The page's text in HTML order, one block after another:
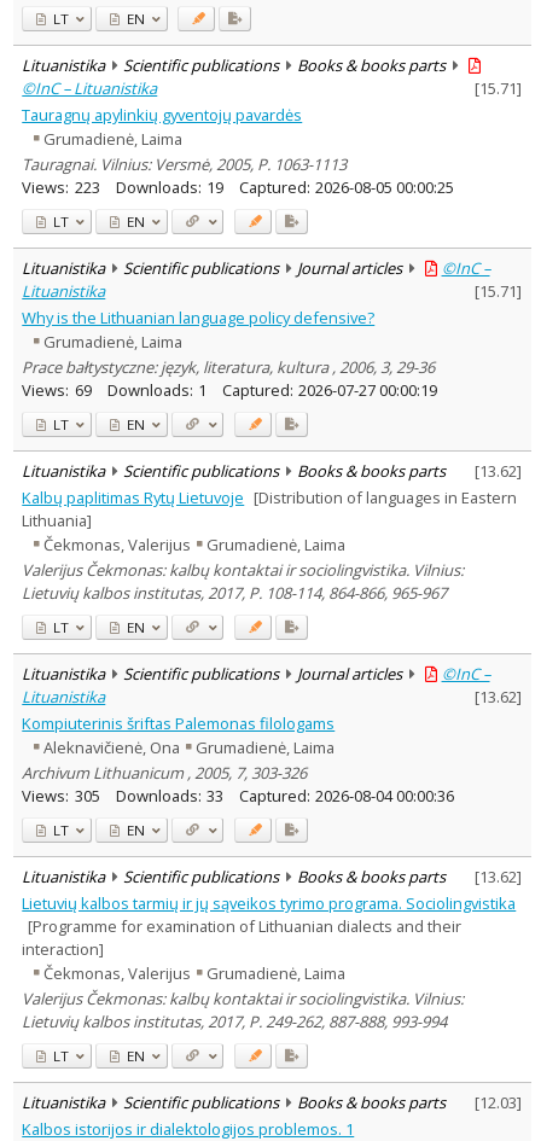
LT EN
Lituanistika Scientific publications
Books & books parts
©InC – Lituanistika
[15.71]
Tauragnų apylinkių gyventojų pavardės
Grumadienė, Laima
Tauragnai. Vilnius: Versmė, 2005, P. 1063-1113
Views: 223 Downloads: 19 Captured: 2026-08-05 00:00:25
LT EN
Lituanistika Scientific publications Journal articles
©InC –
Lituanistika
[15.71]
Why is the Lithuanian language policy defensive?
Grumadienė, Laima
Prace bałtystyczne: język, literatura, kultura , 2006, 3, 29-36
Views: 69 Downloads: 1 Captured: 2026-07-27 00:00:19
LT EN
Lituanistika Scientific publications Books & books parts [13.62]
Kalbų paplitimas Rytų Lietuvoje [Distribution of languages in Eastern
Lithuania]
Čekmonas, Valerijus
Grumadienė, Laima
Valerijus Čekmonas: kalbų kontaktai ir sociolingvistika. Vilnius:
Lietuvių kalbos institutas, 2017, P. 108-114, 864-866, 965-967
LT EN
Lituanistika Scientific publications Journal articles
©InC –
Lituanistika
[13.62]
Kompiuterinis šriftas Palemonas filologams
Aleknavičienė, Ona
Grumadienė, Laima
Archivum Lithuanicum , 2005, 7, 303-326
Views: 305 Downloads: 33 Captured: 2026-08-04 00:00:36
LT EN
Lituanistika Scientific publications Books & books parts [13.62]
Lietuvių kalbos tarmių ir jų sąveikos tyrimo programa. Sociolingvistika
[Programme for examination of Lithuanian dialects and their
interaction]
Čekmonas, Valerijus
Grumadienė, Laima
Valerijus Čekmonas: kalbų kontaktai ir sociolingvistika. Vilnius:
Lietuvių kalbos institutas, 2017, P. 249-262, 887-888, 993-994
LT EN
Lituanistika Scientific publications Books & books parts [12.03]
Kalbos istorijos ir dialektologijos problemos. 1